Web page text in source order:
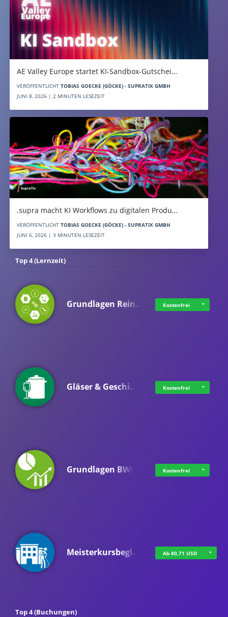
AE Valley Europe startet KI-Sandbox-Gutschei…
VERÖFFENTLICHT TOBIAS GOECKE (GÖCKE) - SUPRATIX GMBH
JUNI 8, 2026 | 2 MINUTEN LESEZEIT
.supra macht KI Workflows zu digitalen Produ…
VERÖFFENTLICHT TOBIAS GOECKE (GÖCKE) - SUPRATIX GMBH
JUNI 6, 2026 | 3 MINUTEN LESEZEIT
Top 4 (Lernzeit)
Grundlagen Rein… Kostenfrei
Gläser & Geschi… Kostenfrei
Grundlagen BWL Kostenfrei
Meisterkursbegl… Ab 80,71 USD
Top 4 (Buchungen)